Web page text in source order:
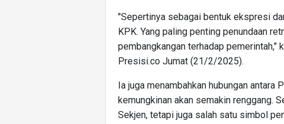
"Sepertinya sebagai bentuk ekspresi
KPK. Yang paling penting penundaan
pembangkangan terhadap pemerintah,"
Presisi.co Jumat (21/2/2025).
Ia juga menambahkan hubungan
kemungkinan akan semakin renggang.
Sekjen, tetapi juga salah satu simbol